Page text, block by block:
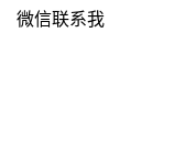
微信联系我